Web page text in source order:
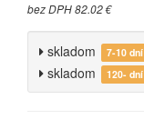
bez DPH 82.02 €
skladom 7-10 dní
skladom
120- dní